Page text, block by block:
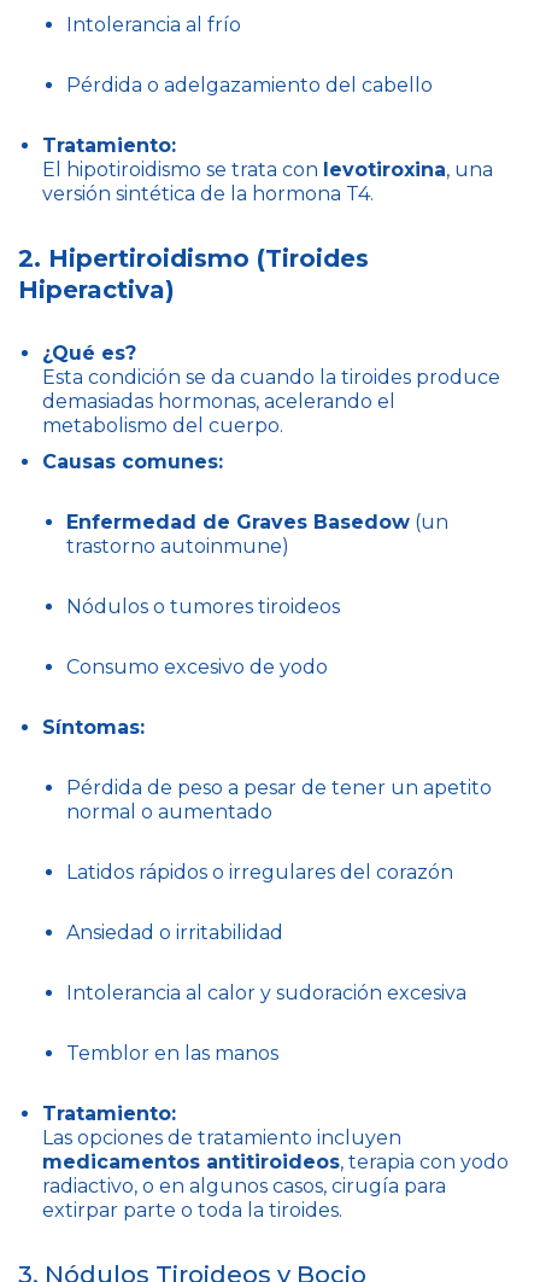
Intolerancia al frío
Pérdida o adelgazamiento del cabello
Tratamiento:
El hipotiroidismo se trata con levotiroxina, una
versión sintética de la hormona T4.
2. Hipertiroidismo (Tiroides
Hiperactiva)
¿Qué es?
Esta condición se da cuando la tiroides produce
demasiadas hormonas, acelerando el
metabolismo del cuerpo.
Causas comunes:
Enfermedad de Graves Basedow (un
trastorno autoinmune)
Nódulos o tumores tiroideos
Consumo excesivo de yodo
Síntomas:
Pérdida de peso a pesar de tener un apetito
normal o aumentado
Latidos rápidos o irregulares del corazón
Ansiedad o irritabilidad
Intolerancia al calor y sudoración excesiva
Temblor en las manos
Tratamiento:
Las opciones de tratamiento incluyen
medicamentos antitiroideos, terapia con yodo
radiactivo, o en algunos casos, cirugía para
extirpar parte o toda la tiroides.
3. Nódulos Tiroideos y Bocio